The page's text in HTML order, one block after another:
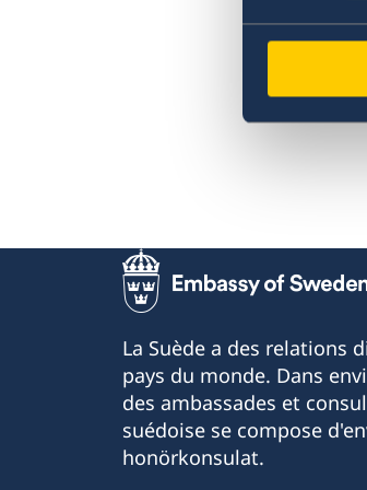
La Suède a des relations
pays du monde. Dans
des ambassades et
suédoise se compose
honörkonsulat.